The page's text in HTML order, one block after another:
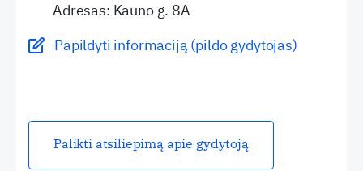
Adresas: Kauno g. 8A
Papildyti informaciją (pildo gydytojas)
Palikti atsiliepimą apie gydytoją